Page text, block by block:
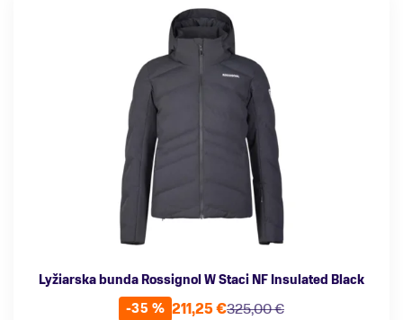
Lyžiarska bunda Rossignol W Staci NF Insulated Black
-35 %
325,00 €
211,25 €